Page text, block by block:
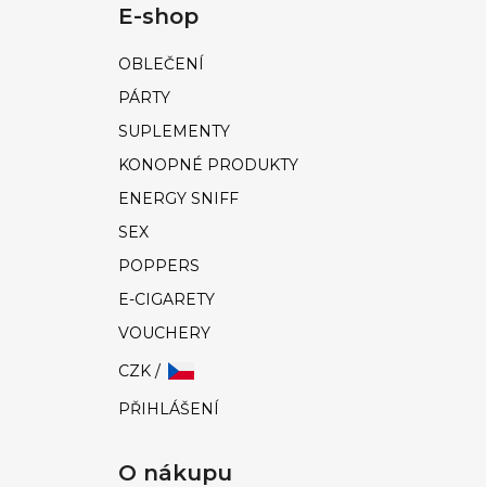
E-shop
OBLEČENÍ
PÁRTY
SUPLEMENTY
KONOPNÉ PRODUKTY
ENERGY SNIFF
SEX
POPPERS
E-CIGARETY
VOUCHERY
CZK /
PŘIHLÁŠENÍ
O nákupu